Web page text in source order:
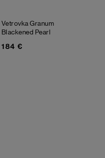
Vetrovka Granum
Blackened Pearl
184 €